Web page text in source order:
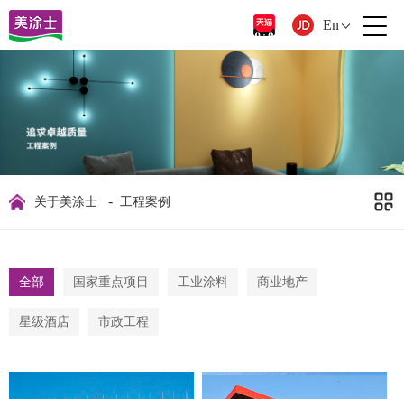
En
关于美涂士 - 工程案例
全部 国家重点项目 工业涂料 商业地产
星级酒店 市政工程